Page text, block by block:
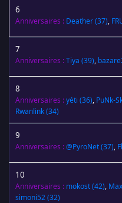
6
Anniversaires : Deather(37),
7
Anniversaires :Tiya (39),
8
Anniversaires :yéti (36), PuNk-
Rwanlink(34)
9
Anniversaires :@PyroNet(37),
10
Anniversaires : mokost(42),
simoni52(32)